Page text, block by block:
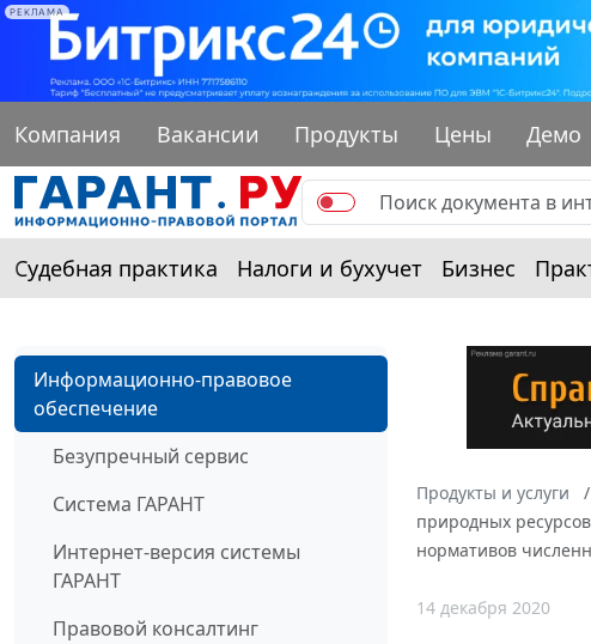
РЕКЛАМА
Компания Вакансии Продукты Цены Демо
Судебная практика Налоги и бухучет Бизнес
Информационно-правовое
обеспечение
Безупречный сервис
Система ГАРАНТ
Интернет-версия системы
ГАРАНТ
Правовой консалтинг
Продукты и услуги
природных
нормативов
14 декабря 2020